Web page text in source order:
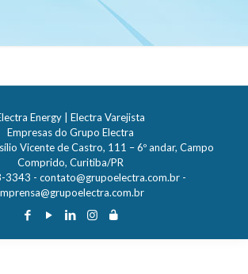
Energy | Electra Varejista
Empresas do Grupo Electra
Vicente de Castro, 111 – 6º andar, Campo
Comprido, Curitiba/PR
3343 - contato@grupoelectra.com.br -